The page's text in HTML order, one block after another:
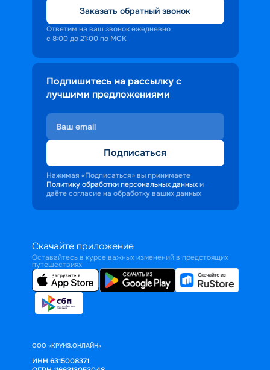
Заказать обратный звонок
Ответим на ваш звонок ежедневно
с 8:00 до 21:00 по МСК
Подпишитесь на рассылку с
лучшими предложениями
Подписаться
Нажимая «Подписаться» вы принимаете
Политику обработки персональных данных и
даёте согласие на обработку ваших данных
Скачайте приложение
Оставайтесь в курсе важных изменений в предстоящих
путешествиях
ООО «КРУИЗ.ОНЛАЙН»
ИНН 6315008371